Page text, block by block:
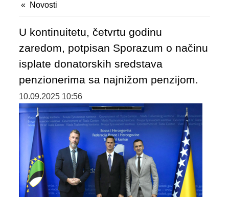
Novosti
U kontinuitetu, četvrtu godinu
zaredom, potpisan Sporazum o načinu
isplate donatorskih sredstava
penzionerima sa najnižom penzijom.
10.09.2025 10:56
SLUŽBA ZA ZAPOŠLJAVANJE
POVRATAK
INFORMACIJE/PROGRAMI
JAVNI POZIVI
SOCIJALNA ZAŠTITA
INFORMACIJE
JAVNE USTANOVE
CENTRI ZA SOCIJALNI RAD
DOKUMENTI